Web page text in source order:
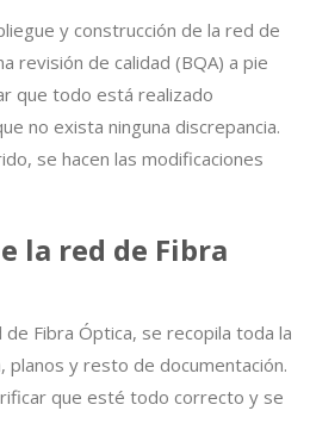
y construcción de la red de
revisión de calidad (BQA) a pie
que todo está realizado
no exista ninguna discrepancia.
se hacen las modificaciones
la red de Fibra
Fibra Óptica, se recopila toda la
planos y resto de documentación.
que esté todo correcto y se